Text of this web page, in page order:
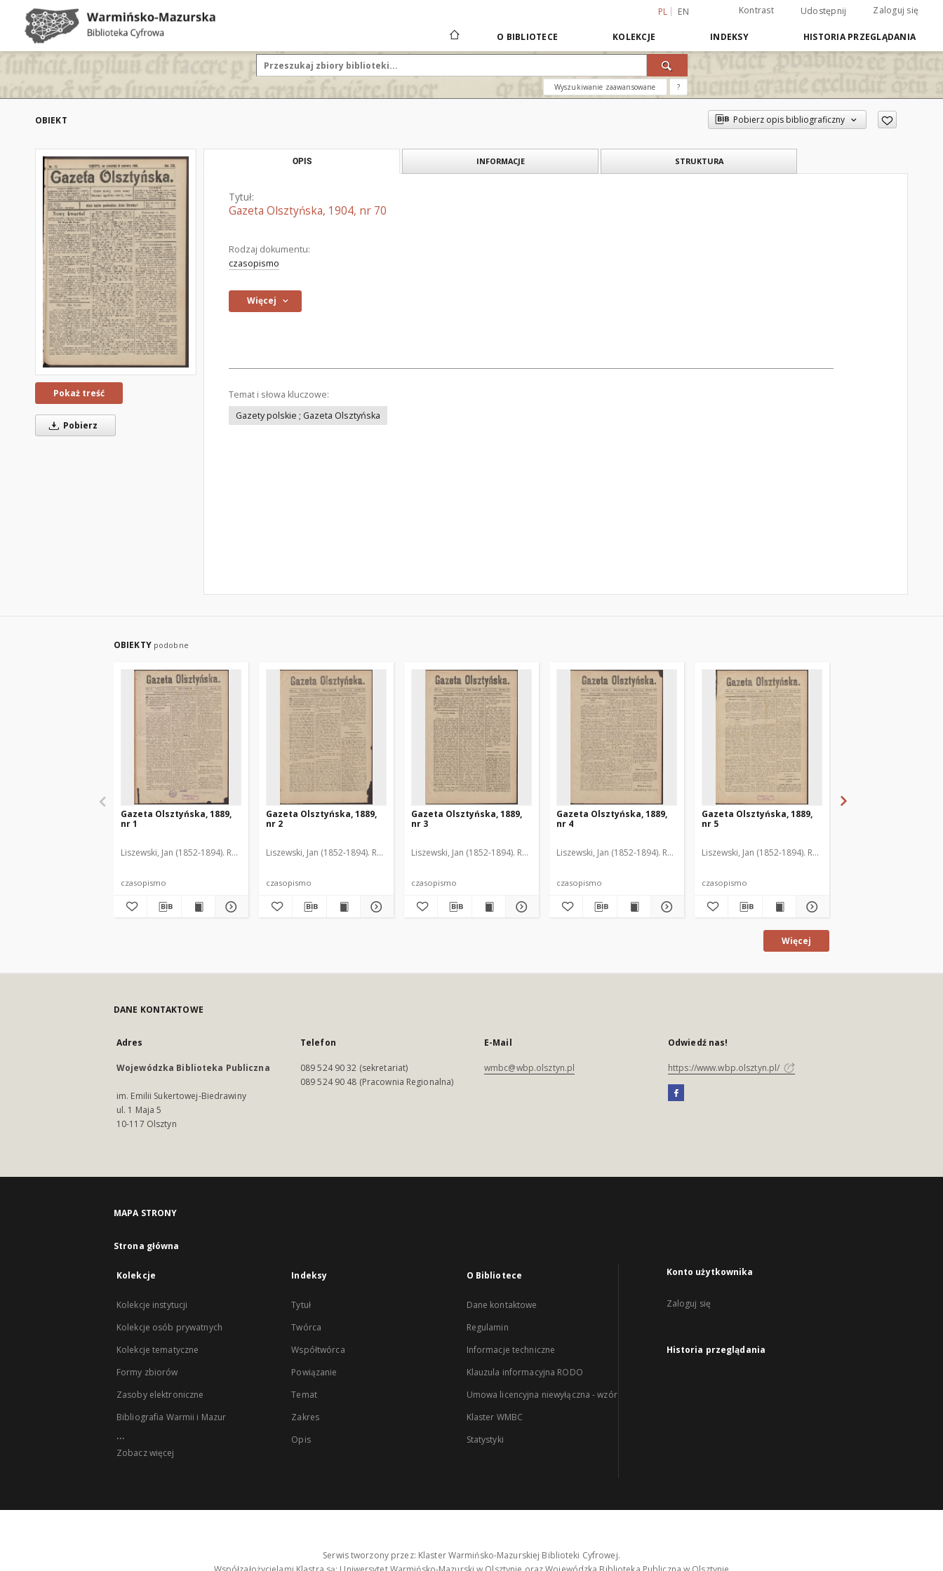
PL EN Kontrast Udostępnij Zaloguj się
O BIBLIOTECE KOLEKCJE INDEKSY HISTORIA PRZEGLĄDANIA
Wyszukiwanie zaawansowane ?
OBIEKT Pobierz opis bibliograficzny
Pokaż treść
Pobierz
OPIS INFORMACJE STRUKTURA
Tytuł:
Gazeta Olsztyńska, 1904, nr 70
Rodzaj dokumentu:
czasopismo
Więcej
Temat i słowa kluczowe:
Gazety polskie ; Gazeta Olsztyńska
OBIEKTY podobne
Gazeta Olsztyńska, 1889,
nr 1
Liszewski, Jan (1852-1894). Red.
czasopismo
Gazeta Olsztyńska, 1889,
nr 2
Liszewski, Jan (1852-1894). Red.
czasopismo
Gazeta Olsztyńska, 1889,
nr 3
Liszewski, Jan (1852-1894). Red.
czasopismo
Gazeta Olsztyńska, 1889,
nr 4
Liszewski, Jan (1852-1894). Red.
czasopismo
Gazeta Olsztyńska, 1889,
nr 5
Liszewski, Jan (1852-1894). Red.
czasopismo
Więcej
DANE KONTAKTOWE
Adres
Wojewódzka Biblioteka Publiczna
im. Emilii Sukertowej-Biedrawiny
ul. 1 Maja 5
10-117 Olsztyn
Telefon
089 524 90 32 (sekretariat)
089 524 90 48 (Pracownia Regionalna)
E-Mail
wmbc@wbp.olsztyn.pl
Odwiedź nas!
https://www.wbp.olsztyn.pl/
MAPA STRONY
Strona główna
Kolekcje
Kolekcje instytucji
Kolekcje osób prywatnych
Kolekcje tematyczne
Formy zbiorów
Zasoby elektroniczne
Bibliografia Warmii i Mazur
...
Zobacz więcej
Indeksy
Tytuł
Twórca
Współtwórca
Powiązanie
Temat
Zakres
Opis
O Bibliotece
Dane kontaktowe
Regulamin
Informacje techniczne
Klauzula informacyjna RODO
Umowa licencyjna niewyłączna - wzór
Klaster WMBC
Statystyki
Konto użytkownika
Zaloguj się
Historia przeglądania
Serwis tworzony przez: Klaster Warmińsko-Mazurskiej Biblioteki Cyfrowej.